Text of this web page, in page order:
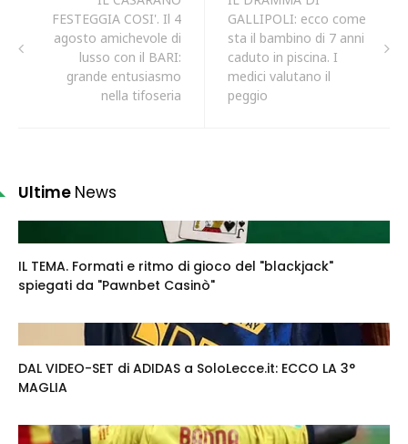
FESTEGGIA COSI'. Il 4
agosto amichevole di
lusso con il BARI:
grande entusiasmo
nella tifoseria
GALLIPOLI: ecco come
sta il bambino di 7 anni
caduto in piscina. I
medici valutano il
peggio
Ultime News
IL TEMA. Formati e ritmo di gioco del "blackjack"
spiegati da "Pawnbet Casinò"
DAL VIDEO-SET di ADIDAS a SoloLecce.it: ECCO LA 3°
MAGLIA